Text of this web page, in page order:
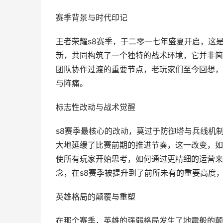
赛季背景与时代印记
王者荣耀s8赛季，于二零一七年盛夏开启，这
新，共同构筑了一个独特的战术环境，它并非
团队协作过渡的重要节点，老玩家们至今回想
与阵痛。
标志性改动与战术觉醒
s8赛季最核心的改动，莫过于防御塔与兵线机
大地延缓了比赛前期的推进节奏，这一改变，
使所有玩家开始思考，如何通过更精细的运营
念，在s8赛季被提升到了前所未有的重要高度
英雄格局的颠覆与重塑
在那个赛季，英雄的强弱格局发生了地震般的